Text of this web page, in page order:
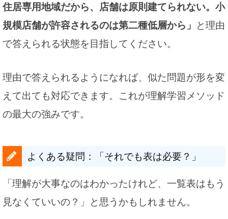
住居専用地域だから、店舗は原則建てられない。小
規模店舗が許容されるのは第二種低層から」 と理由
で答えられる状態を目指してください。
理由で答えられるようになれば、似た問題が形を変
えて出ても対応できます。これが理解学習メソッド
の最大の強みです。
よくある疑問：「それでも表は必要？」
「理解が大事なのはわかったけれど、一覧表はもう
見なくていいの？」と思うかもしれません。